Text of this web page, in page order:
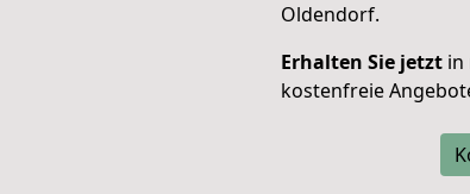
Oldendorf.
Erhalten Sie jetzt in
kostenfreie